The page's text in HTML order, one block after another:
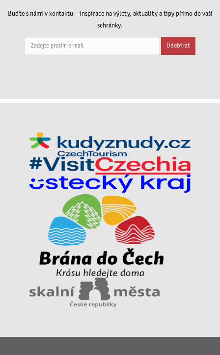
Buďte s námi v kontaktu – inspirace na výlety, aktuality a tipy přímo do vaší
schránky.
Odebírat